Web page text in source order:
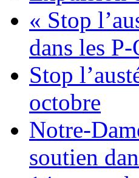
« Stop
dans les P-
Stop
octobre
Notre-
soutien